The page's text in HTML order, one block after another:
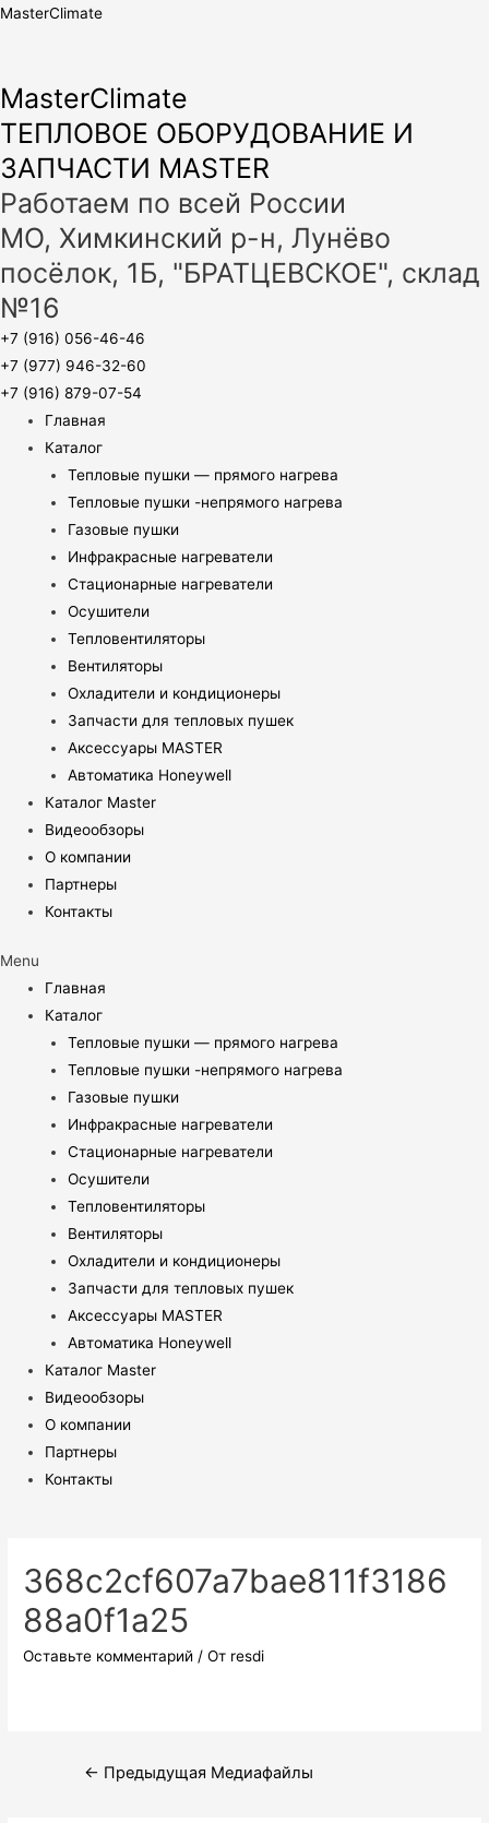
MasterClimate
MasterClimate
ТЕПЛОВОЕ ОБОРУДОВАНИЕ И
ЗАПЧАСТИ MASTER
Работаем по всей России
МО, Химкинский р-н, Лунёво
посёлок, 1Б, "БРАТЦЕВСКОЕ", склад
№16
+7 (916) 056-46-46
+7 (977) 946-32-60
+7 (916) 879-07-54
Главная
Каталог
Тепловые пушки — прямого нагрева
Тепловые пушки -непрямого нагрева
Газовые пушки
Инфракрасные нагреватели
Стационарные нагреватели
Осушители
Тепловентиляторы
Вентиляторы
Охладители и кондиционеры
Запчасти для тепловых пушек
Аксессуары MASTER
Автоматика Honeywell
Каталог Master
Видеообзоры
О компании
Партнеры
Контакты
Menu
Главная
Каталог
Тепловые пушки — прямого нагрева
Тепловые пушки -непрямого нагрева
Газовые пушки
Инфракрасные нагреватели
Стационарные нагреватели
Осушители
Тепловентиляторы
Вентиляторы
Охладители и кондиционеры
Запчасти для тепловых пушек
Аксессуары MASTER
Автоматика Honeywell
Каталог Master
Видеообзоры
О компании
Партнеры
Контакты
368c2cf607a7bae811f3186
88a0f1a25
Оставьте комментарий / От resdi
Навигация
← Предыдущая Медиафайлы